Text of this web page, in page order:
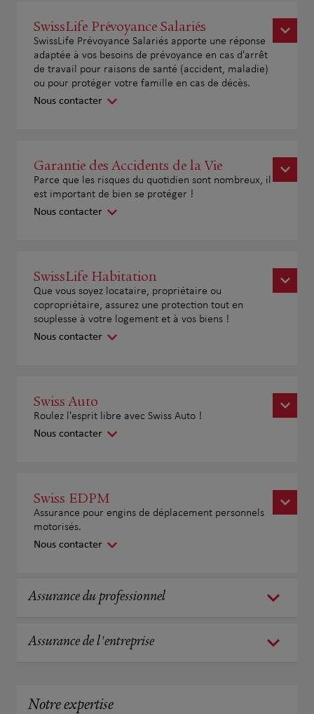
SwissLife Prévoyance Salariés
SwissLife Prévoyance Salariés apporte une réponse
adaptée à vos besoins de prévoyance en cas d'arrêt
de travail pour raisons de santé (accident, maladie)
ou pour protéger votre famille en cas de décès.
Nous contacter
Garantie des Accidents de la Vie
Parce que les risques du quotidien sont nombreux, il
est important de bien se protéger !
Nous contacter
SwissLife Habitation
Que vous soyez locataire, propriétaire ou
copropriétaire, assurez une protection tout en
souplesse à votre logement et à vos biens !
Nous contacter
Swiss Auto
Roulez l'esprit libre avec Swiss Auto !
Nous contacter
Swiss EDPM
Assurance pour engins de déplacement personnels
motorisés.
Nous contacter
Assurance du professionnel
Assurance de l'entreprise
Notre expertise